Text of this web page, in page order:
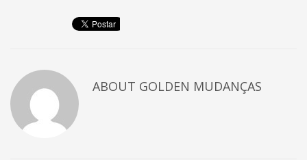
ABOUT GOLDEN MUDANÇAS